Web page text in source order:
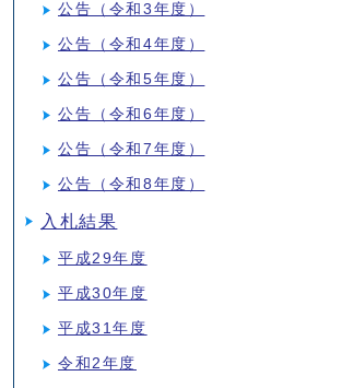
公告（令和3年度）
公告（令和4年度）
公告（令和5年度）
公告（令和6年度）
公告（令和7年度）
公告（令和8年度）
入札結果
平成29年度
平成30年度
平成31年度
令和2年度